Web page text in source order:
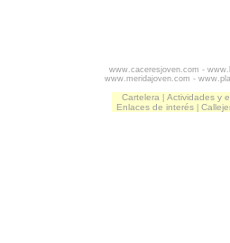
www.caceresjoven.com -
www.meridajoven.com -
Cartelera| Actividades y
Enlaces de interés|